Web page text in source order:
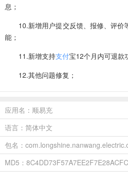
息；
10.新增用户提交反馈、报修、评价
能；
11.新增支持支付宝12个月内可退款
12.其他问题修复；
应用名：顺易充
语言：简体中文
包名：
MD5：